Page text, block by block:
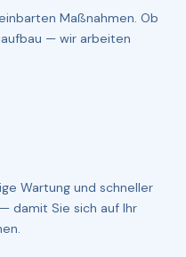
Maßnahmen. Ob
— wir arbeiten
Wartung und schneller
damit Sie sich auf Ihr